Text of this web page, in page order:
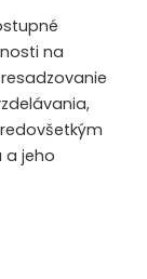
na
a jeho